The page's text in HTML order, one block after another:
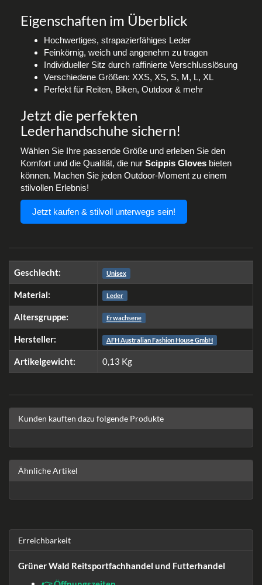
Eigenschaften im Überblick
Hochwertiges, strapazierfähiges Leder
Feinkörnig, weich und angenehm zu tragen
Individueller Sitz durch raffinierte Verschlusslösung
Verschiedene Größen: XXS, XS, S, M, L, XL
Perfekt für Reiten, Biken, Outdoor & mehr
Jetzt die perfekten
Lederhandschuhe sichern!
Wählen Sie Ihre passende Größe und erleben Sie den
Komfort und die Qualität, die nur Scippis Gloves bieten
können. Machen Sie jeden Outdoor-Moment zu einem
stilvollen Erlebnis!
Jetzt kaufen & stilvoll unterwegs sein!
Geschlecht: Unisex
Material: Leder
Altersgruppe: Erwachsene
Hersteller: AFH Australian Fashion House GmbH
Artikelgewicht: 0,13 Kg
Kunden kauften dazu folgende Produkte
Ähnliche Artikel
Erreichbarkeit
Grüner Wald Reitsportfachhandel und Futterhandel